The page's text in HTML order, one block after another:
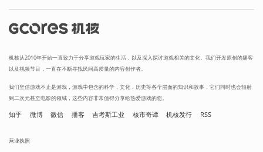
机核从2010年开始一直致力于分享游戏玩家的生活，以及深入探讨游戏相关的文化。我们开发原创的播客
以及视频节目，一直在不断寻找民间高质量的内容创作者。
我们坚信游戏不止是游戏，游戏中包含的科学，文化，历史等各个层面的知识和故事，它们同时也会辐射
到二次元甚至电影的领域，这些内容非常值得分享给热爱游戏的您。
知乎 微博 微信 播客 吉考斯工业 核市奇谭 机核发行 RSS
营业执照